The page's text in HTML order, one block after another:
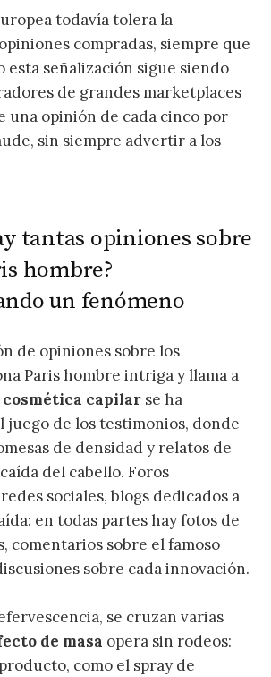
todavía tolera la
compradas, siempre que
esta señalización sigue siendo
de grandes marketplaces
una opinión de cada cinco por
sin siempre advertir a los
tantas opiniones sobre
hombre?
un fenómeno
de opiniones sobre los
Paris hombre intriga y llama a
cosmética capilar se ha
juego de los testimonios, donde
de densidad y relatos de
del cabello. Foros
sociales, blogs dedicados a
en todas partes hay fotos de
comentarios sobre el famoso
sobre cada innovación.
se cruzan varias
de masa opera sin rodeos:
como el spray de